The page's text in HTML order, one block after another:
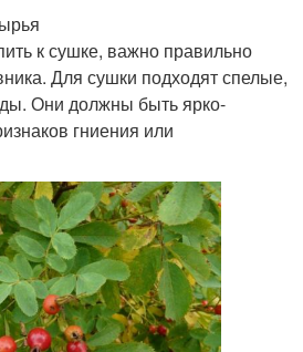
к сушке, важно правильно
Для сушки подходят спелые,
Они должны быть ярко-
гниения или